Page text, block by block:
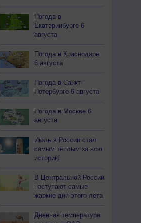
Погода в
Екатеринбурге 6
августа
Погода в Краснодаре
6 августа
Погода в Санкт-
Петербурге 6 августа
Погода в Москве 6
августа
Июль в России стал
самым тёплым за всю
историю
В Центральной России
наступают самые
жаркие дни этого лета
Дневная температура